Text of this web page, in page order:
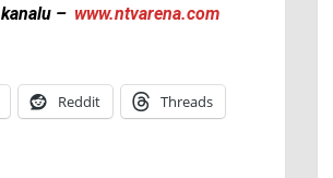
kanalu – www.ntvarena.com
Reddit Threads